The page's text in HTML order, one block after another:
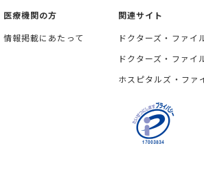
医療機関の方
情報掲載にあたって
関連サイト
ドクターズ・ファイ
ドクターズ・ファイ
ホスピタルズ・ファ